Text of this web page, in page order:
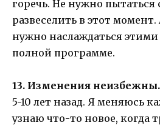
горечь. Не нужно пытаться
развеселить в этот момент.
нужно наслаждаться
полной программе.
13. Изменения неизбежны.
5-10 лет назад. Я меняюсь
узнаю что-то новое, когда